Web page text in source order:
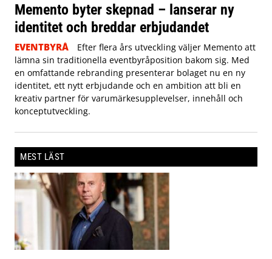
Memento byter skepnad – lanserar ny
identitet och breddar erbjudandet
EVENTBYRÅ
Efter flera års utveckling väljer Memento att
lämna sin traditionella eventbyråposition bakom sig. Med
en omfattande rebranding presenterar bolaget nu en ny
identitet, ett nytt erbjudande och en ambition att bli en
kreativ partner för varumärkesupplevelser, innehåll och
konceptutveckling.
MEST LÄST